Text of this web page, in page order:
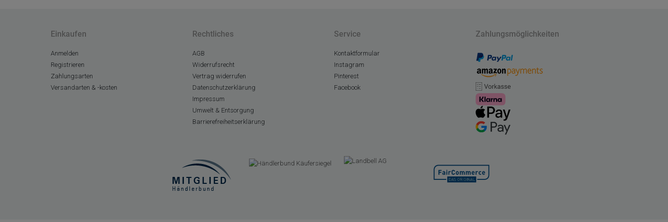
Einkaufen
Anmelden
Registrieren
Zahlungsarten
Versandarten & -kosten
Rechtliches
AGB
Widerrufsrecht
Vertrag widerrufen
Datenschutzerklärung
Impressum
Umwelt & Entsorgung
Barrierefreiheitserklärung
Service
Kontaktformular
Instagram
Pinterest
Facebook
Zahlungsmöglichkeiten